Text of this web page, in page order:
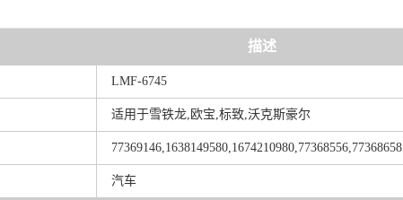
描述
LMF-6745
适用于雪铁龙,欧宝,标致,沃克斯豪尔
77369146,1638149580,1674210980,77368556,77368658
汽车